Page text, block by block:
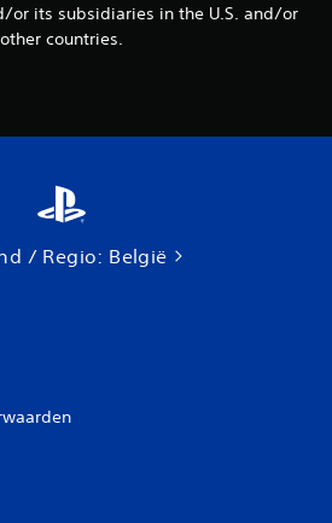
or its subsidiaries in the U.S. and/or
other countries.
/ Regio: België